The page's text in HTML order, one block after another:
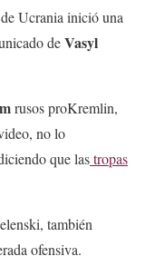
Ucrania inició una
deVasyl
rusos proKremlin,
no lo
que lastropas
también
ofensiva.